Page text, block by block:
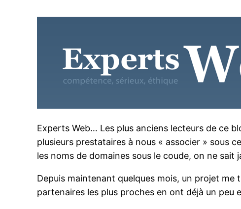
Experts Web… Les plus anciens lecteurs de ce
plusieurs prestataires à nous « associer » sous
les noms de domaines sous le coude, on ne sait
Depuis maintenant quelques mois, un projet
partenaires les plus proches en ont déjà un